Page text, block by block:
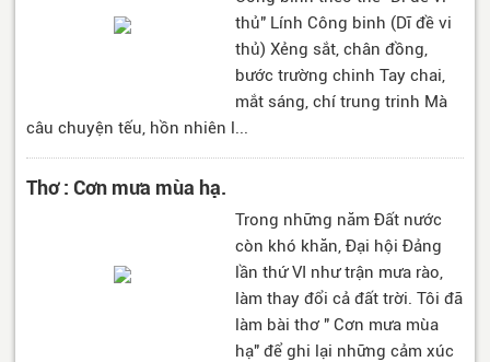
thủ" Lính Công binh (Dĩ đề vi
thủ) Xẻng sắt, chân đồng,
bước trường chinh Tay chai,
mắt sáng, chí trung trinh Mà
câu chuyện tếu, hồn nhiên l...
Thơ : Cơn mưa mùa hạ.
Trong những năm Đất nước
còn khó khăn, Đại hội Đảng
lần thứ VI như trận mưa rào,
làm thay đổi cả đất trời. Tôi đã
làm bài thơ " Cơn mưa mùa
hạ" để ghi lại những cảm xúc